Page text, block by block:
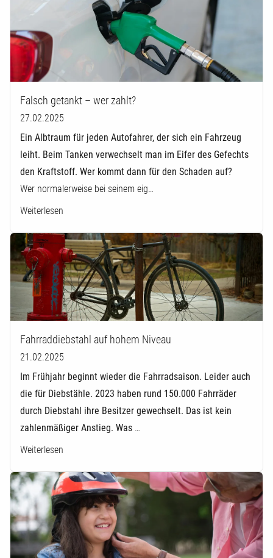
Falsch getankt – wer zahlt?
27.02.2025
Ein Albtraum für jeden Autofahrer, der sich ein Fahrzeug
leiht. Beim Tanken verwechselt man im Eifer des Gefechts
den Kraftstoff. Wer kommt dann für den Schaden auf?
Wer normalerweise bei seinem eig…
Weiterlesen
Fahrraddiebstahl auf hohem Niveau
21.02.2025
Im Frühjahr beginnt wieder die Fahrradsaison. Leider auch
die für Diebstähle. 2023 haben rund 150.000 Fahrräder
durch Diebstahl ihre Besitzer gewechselt. Das ist kein
zahlenmäßiger Anstieg. Was …
Weiterlesen